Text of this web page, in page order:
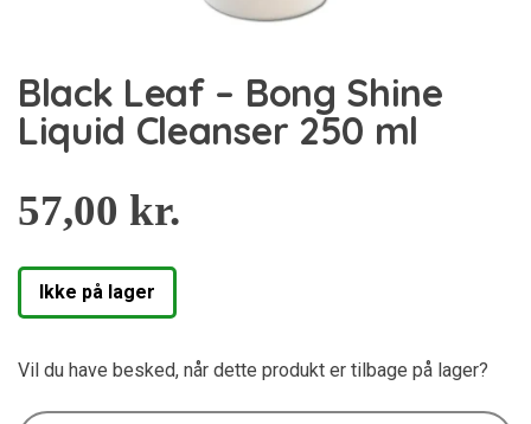
Black Leaf – Bong Shine
Liquid Cleanser 250 ml
57,00 kr.
Ikke på lager
Vil du have besked, når dette produkt er tilbage på lager?